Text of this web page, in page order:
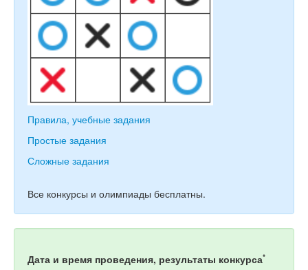
Правила, учебные задания
Простые задания
Сложные задания
Все конкурсы и олимпиады бесплатны.
Дата и время проведения, результаты конкурса*